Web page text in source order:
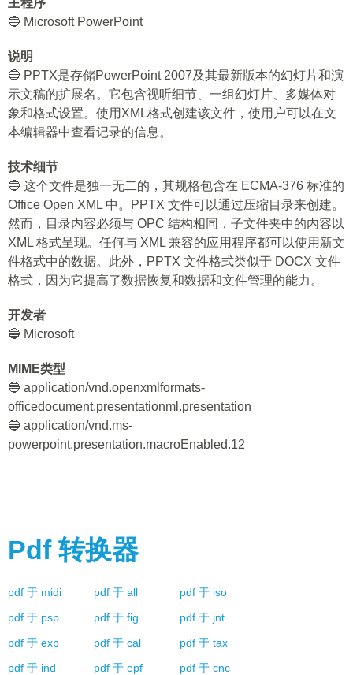
主程序
🔵 Microsoft PowerPoint
说明
🔵 PPTX是存储PowerPoint 2007及其最新版本的幻灯片和演
示文稿的扩展名。它包含视听细节、一组幻灯片、多媒体对
象和格式设置。使用XML格式创建该文件，使用户可以在文
本编辑器中查看记录的信息。
技术细节
🔵 这个文件是独一无二的，其规格包含在 ECMA-376 标准的
Office Open XML 中。PPTX 文件可以通过压缩目录来创建。
然而，目录内容必须与 OPC 结构相同，子文件夹中的内容以
XML 格式呈现。任何与 XML 兼容的应用程序都可以使用新文
件格式中的数据。此外，PPTX 文件格式类似于 DOCX 文件
格式，因为它提高了数据恢复和数据和文件管理的能力。
开发者
🔵 Microsoft
MIME类型
🔵 application/vnd.openxmlformats-
officedocument.presentationml.presentation
🔵 application/vnd.ms-
powerpoint.presentation.macroEnabled.12
Pdf 转换器
pdf 于 midi pdf 于 all pdf 于 iso
pdf 于 psp pdf 于 fig pdf 于 jnt
pdf 于 exp pdf 于 cal pdf 于 tax
pdf 于 ind pdf 于 epf pdf 于 cnc